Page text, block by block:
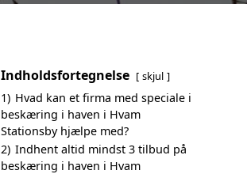
Indholdsfortegnelse skjul
1) Hvad kan et firma med speciale i
beskæring i haven i Hvam
Stationsby hjælpe med?
2) Indhent altid mindst 3 tilbud på
beskæring i haven i Hvam